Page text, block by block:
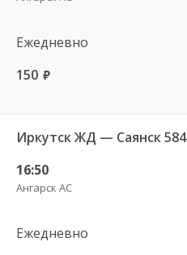
Ежедневно
150 руб.
Иркутск ЖД — Саянск 584
16:50
Ангарск АС
Ежедневно